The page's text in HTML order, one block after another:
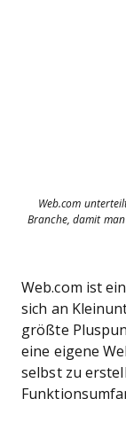
Web.com
Branche, damit
Web.com ist
sich an
größte
eine eigene
selbst zu